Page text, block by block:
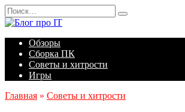
Перейти
к
содержанию
Search
for:
Обзоры
Сборка ПК
Советы и хитрости
Игры
Главная » Советы и хитрости